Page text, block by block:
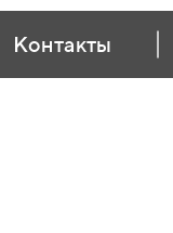
Контакты